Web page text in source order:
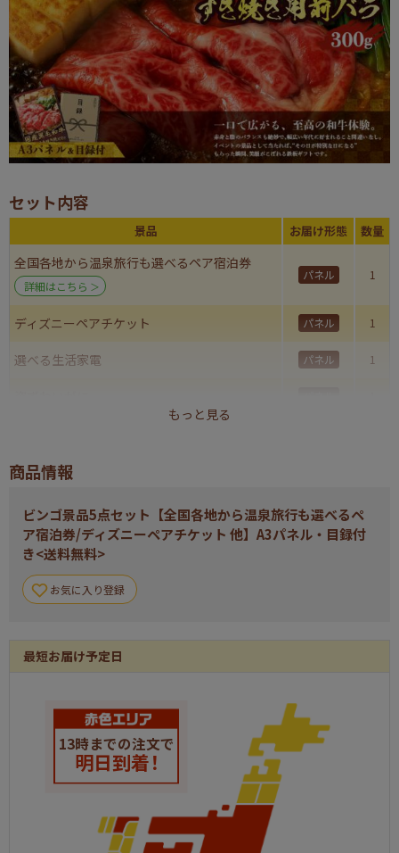
セット内容
景品 お届け形態 数量
全国各地から温泉旅行も選べるペア宿泊券
詳細はこちら
パネル 1
ディズニーペアチケット パネル 1
選べる生活家電 パネル 1
合計
もっと見る
商品情報
ビンゴ景品5点セット【全国各地から温泉旅行も選べるペ
ア宿泊券/ディズニーペアチケット 他】A3パネル・目録付
き<送料無料>
お気に入り登録
最短お届け予定日
13時までの注文で
明日到着！